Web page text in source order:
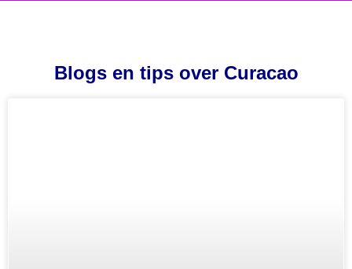
Blogs en tips over Curacao